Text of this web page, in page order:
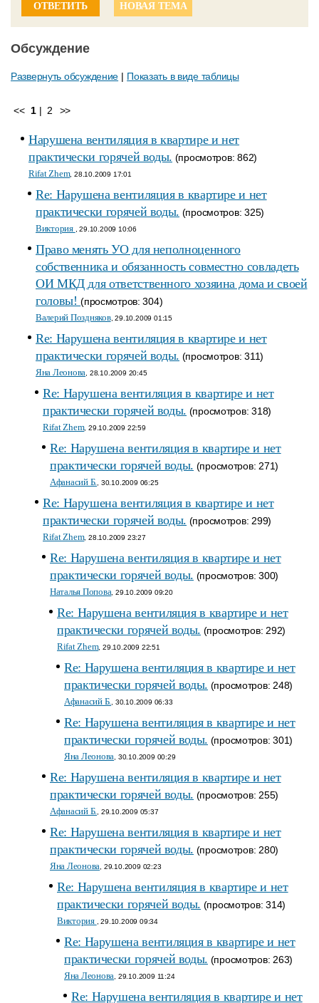
ОТВЕТИТЬ НОВАЯ ТЕМА
Обсуждение
Развернуть обсуждение | Показать в виде таблицы
<< 1 | 2 >>
Нарушена вентиляция в квартире и нет
практически горячей воды. (просмотров: 862)
Rifat Zhem, 28.10.2009 17:01
Re: Нарушена вентиляция в квартире и нет
практически горячей воды. (просмотров: 325)
Виктория , 29.10.2009 10:06
Право менять УО для неполноценного
собственника и обязанность совместно совладеть
ОИ МКД для ответственного хозяина дома и своей
головы!(просмотров: 304)
Валерий Поздняков, 29.10.2009 01:15
Re: Нарушена вентиляция в квартире и нет
практически горячей воды. (просмотров: 311)
Яна Леонова , 28.10.2009 20:45
Re: Нарушена вентиляция в квартире и нет
практически горячей воды. (просмотров: 318)
Rifat Zhem, 29.10.2009 22:59
Re: Нарушена вентиляция в квартире и нет
практически горячей воды. (просмотров: 271)
Афанасий Б. , 30.10.2009 06:25
Re: Нарушена вентиляция в квартире и нет
практически горячей воды. (просмотров: 299)
Rifat Zhem, 28.10.2009 23:27
Re: Нарушена вентиляция в квартире и нет
практически горячей воды. (просмотров: 300)
Наталья Попова , 29.10.2009 09:20
Re: Нарушена вентиляция в квартире и нет
практически горячей воды. (просмотров: 292)
Rifat Zhem, 29.10.2009 22:51
Re: Нарушена вентиляция в квартире и нет
практически горячей воды. (просмотров: 248)
Афанасий Б. , 30.10.2009 06:33
Re: Нарушена вентиляция в квартире и нет
практически горячей воды. (просмотров: 301)
Яна Леонова , 30.10.2009 00:29
Re: Нарушена вентиляция в квартире и нет
практически горячей воды. (просмотров: 255)
Афанасий Б. , 29.10.2009 05:37
Re: Нарушена вентиляция в квартире и нет
практически горячей воды. (просмотров: 280)
Яна Леонова , 29.10.2009 02:23
Re: Нарушена вентиляция в квартире и нет
практически горячей воды. (просмотров: 314)
Виктория , 29.10.2009 09:34
Re: Нарушена вентиляция в квартире и нет
практически горячей воды. (просмотров: 263)
Яна Леонова , 29.10.2009 11:24
Re: Нарушена вентиляция в квартире и нет